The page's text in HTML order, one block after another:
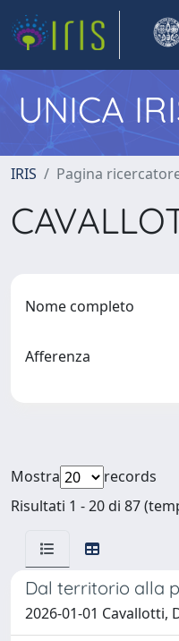
UNICA
IRIS Pagina
Nome completo
Afferenza
Mostra
records
Risultati 1 - 20 di 87
Dal territorio alla
2026-01-01 Cavallotti,